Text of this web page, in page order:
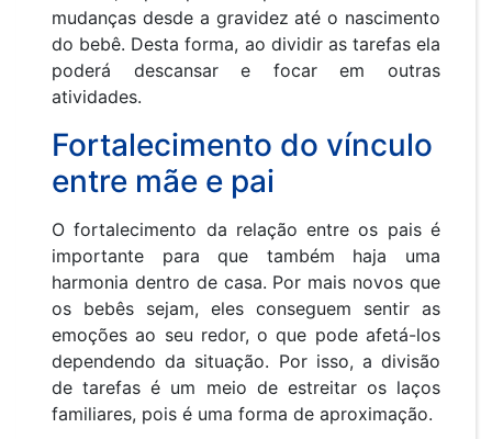
mudanças desde a gravidez até o nascimento
do bebê. Desta forma, ao dividir as tarefas ela
poderá descansar e focar em outras
atividades.
Fortalecimento do vínculo
entre mãe e pai
O fortalecimento da relação entre os pais é
importante para que também haja uma
harmonia dentro de casa. Por mais novos que
os bebês sejam, eles conseguem sentir as
emoções ao seu redor, o que pode afetá-los
dependendo da situação. Por isso, a divisão
de tarefas é um meio de estreitar os laços
familiares, pois é uma forma de aproximação.